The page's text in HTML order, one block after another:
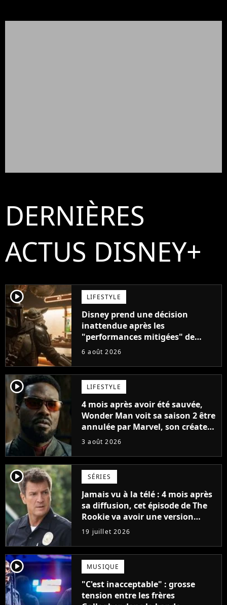
DERNIÈRES
ACTUS DISNEY+
player2 LIFESTYLE
Disney prend une décision
inattendue après les
"performances mitigées" de
Vaiana et The Mandalorian &
6 août 2026
player2 LIFESTYLE
4 mois après avoir été sauvée,
Wonder Man voit sa saison 2 être
annulée par Marvel, son créateur
sort du silence : "Les contrats
3 août 2026
player2 SÉRIES
Jamais vu à la télé : 4 mois après
sa diffusion, cet épisode de The
Rookie va avoir une version
longue en streaming
19 juillet 2026
player2 MUSIQUE
"C'est inacceptable" : grosse
tension entre les frères